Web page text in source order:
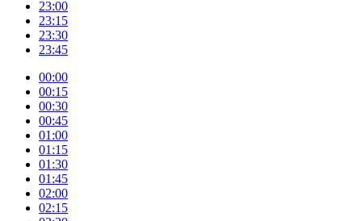
23:00
23:15
23:30
23:45
00:00
00:15
00:30
00:45
01:00
01:15
01:30
01:45
02:00
02:15